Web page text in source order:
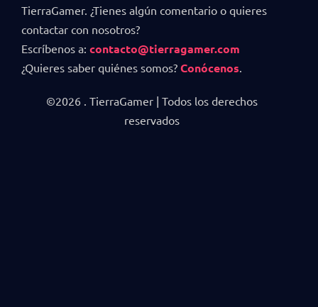
TierraGamer. ¿Tienes algún comentario o quieres
contactar con nosotros?
Escríbenos a: contacto@tierragamer.com
¿Quieres saber quiénes somos? Conócenos.
©2026 . TierraGamer | Todos los derechos
reservados